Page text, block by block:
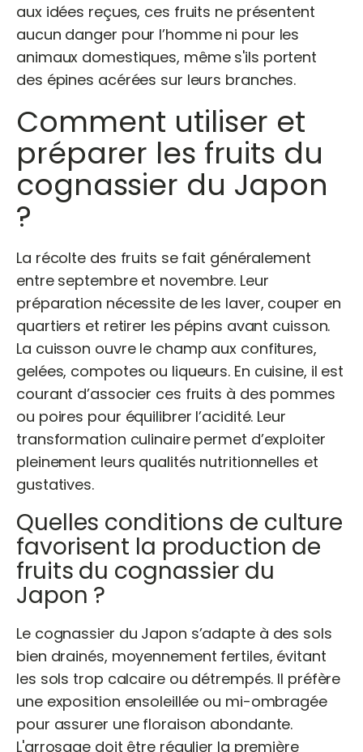
aux idées reçues, ces fruits ne présentent
aucun danger pour l’homme ni pour les
animaux domestiques, même s'ils portent
des épines acérées sur leurs branches.
Comment utiliser et
préparer les fruits du
cognassier du Japon
?
La récolte des fruits se fait généralement
entre septembre et novembre. Leur
préparation nécessite de les laver, couper en
quartiers et retirer les pépins avant cuisson.
La cuisson ouvre le champ aux confitures,
gelées, compotes ou liqueurs. En cuisine, il est
courant d’associer ces fruits à des pommes
ou poires pour équilibrer l’acidité. Leur
transformation culinaire permet d’exploiter
pleinement leurs qualités nutritionnelles et
gustatives.
Quelles conditions de culture
favorisent la production de
fruits du cognassier du
Japon ?
Le cognassier du Japon s’adapte à des sols
bien drainés, moyennement fertiles, évitant
les sols trop calcaire ou détrempés. Il préfère
une exposition ensoleillée ou mi-ombragée
pour assurer une floraison abondante.
L'arrosage doit être régulier la première